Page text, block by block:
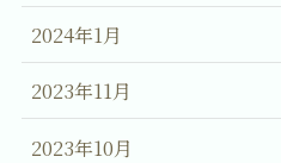
2024年1月
2023年11月
2023年10月